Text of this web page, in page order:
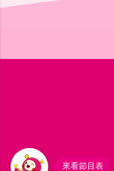
來看節目表